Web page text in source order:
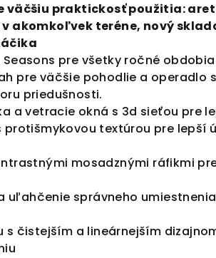
väčšiu praktickosť použitia:
akomkoľvek teréne, nový
Seasons pre všetky ročné
pre väčšie pohodlie a operadlo
priedušnosti.
a vetracie okná s 3d sieťou pre
protišmykovou textúrou pre lepší
mosadznými ráfikmi
uľahčenie správneho
s čistejším a lineárnejším